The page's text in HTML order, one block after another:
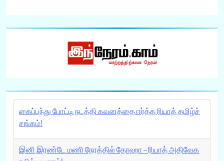
கைப்பந்து போட்டி நடத்தி கவனத்தை ஈர்த்த ரியாத் தமிழ்ச்
சங்கம்!
இனி இரண்டே மணி நேரத்தில் தோஹா – ரியாத் அதிவேக